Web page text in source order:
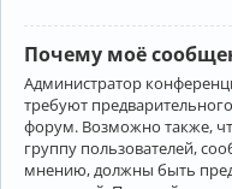
Почему моё
Администратор
требуют
форум. Возможно также,
группу пользователей,
мнению, должны быть